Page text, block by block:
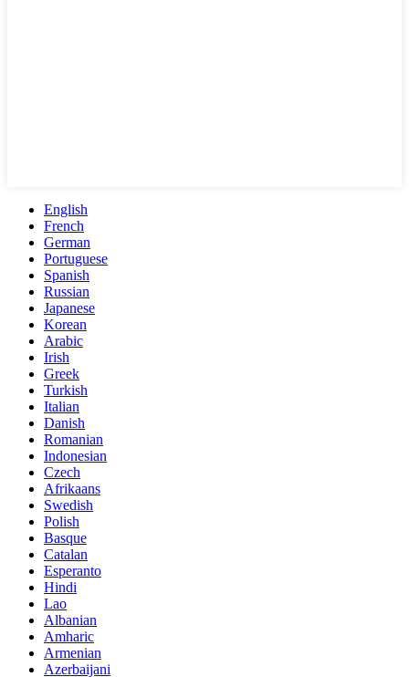
English
French
German
Portuguese
Spanish
Russian
Japanese
Korean
Arabic
Irish
Greek
Turkish
Italian
Danish
Romanian
Indonesian
Czech
Afrikaans
Swedish
Polish
Basque
Catalan
Esperanto
Hindi
Lao
Albanian
Amharic
Armenian
Azerbaijani